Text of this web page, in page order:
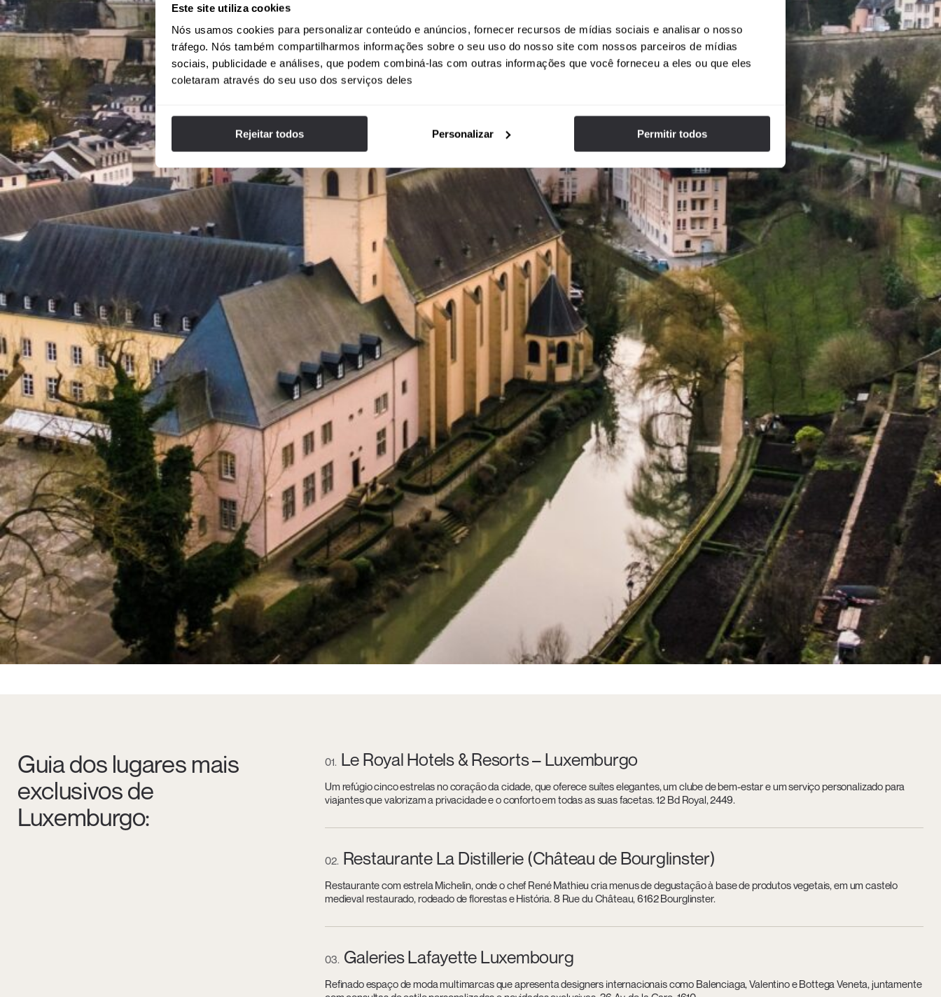
Este site utiliza cookies
Nós usamos cookies para personalizar conteúdo e anúncios, fornecer recursos de mídias sociais e analisar o nosso
tráfego. Nós também compartilharmos informações sobre o seu uso do nosso site com nossos parceiros de mídias
sociais, publicidade e análises, que podem combiná-las com outras informações que você forneceu a eles ou que eles
coletaram através do seu uso dos serviços deles
Rejeitar todos Personalizar Permitir todos
Guia dos lugares mais
exclusivos de
Luxemburgo:
01 Le Royal Hotels & Resorts – Luxemburgo
Um refúgio cinco estrelas no coração da cidade, que oferece suítes elegantes, um clube de bem-estar e um serviço personalizado para
viajantes que valorizam a privacidade e o conforto em todas as suas facetas. 12 Bd Royal, 2449.
02 Restaurante La Distillerie (Château de Bourglinster)
Restaurante com estrela Michelin, onde o chef René Mathieu cria menus de degustação à base de produtos vegetais, em um castelo
medieval restaurado, rodeado de florestas e História. 8 Rue du Château, 6162 Bourglinster.
03 Galeries Lafayette Luxembourg
Refinado espaço de moda multimarcas que apresenta designers internacionais como Balenciaga, Valentino e Bottega Veneta, juntamente